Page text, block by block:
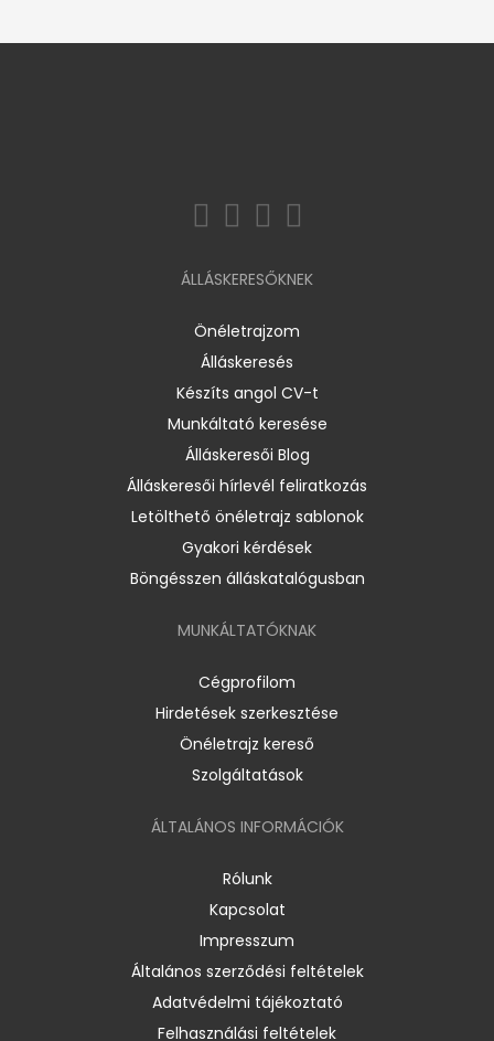
ÁLLÁSKERESŐKNEK
Önéletrajzom
Álláskeresés
Készíts angol CV-t
Munkáltató keresése
Álláskeresői Blog
Álláskeresői hírlevél feliratkozás
Letölthető önéletrajz sablonok
Gyakori kérdések
Böngésszen álláskatalógusban
MUNKÁLTATÓKNAK
Cégprofilom
Hirdetések szerkesztése
Önéletrajz kereső
Szolgáltatások
ÁLTALÁNOS INFORMÁCIÓK
Rólunk
Kapcsolat
Impresszum
Általános szerződési feltételek
Adatvédelmi tájékoztató
Felhasználási feltételek